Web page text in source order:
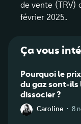
de vente (TRV)
février 2025.
Ça vous
Pourquoi le
du gaz sont-ils
dissocier ?
Caroline · 8